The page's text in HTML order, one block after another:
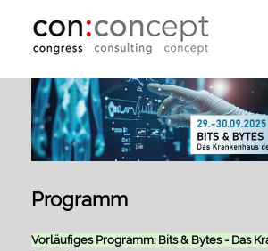
Programm
Vorläufiges Programm: Bits & Bytes - Das